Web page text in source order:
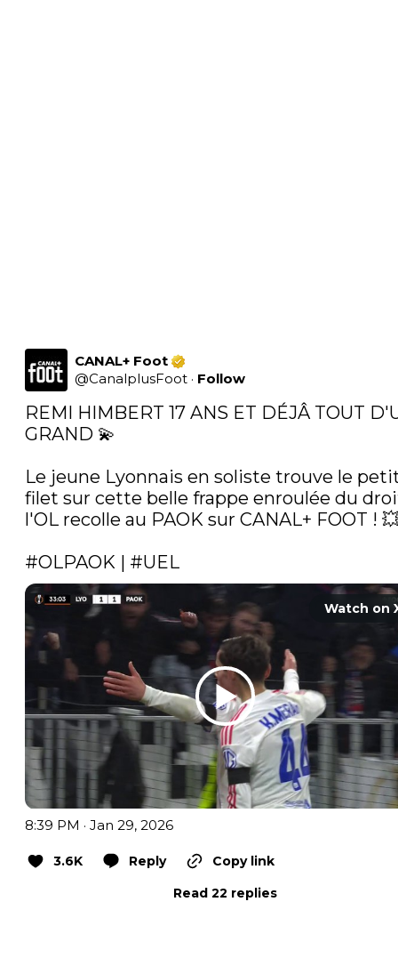
CANAL+ Foot
@CanalplusFoot · Follow
REMI HIMBERT 17 ANS ET DÉJÂ TOUT
GRAND 💫
Le jeune Lyonnais en soliste trouve le
filet sur cette belle frappe enroulée du
l'OL recolle au PAOK sur CANAL+ FOOT !
#OLPAOK | #UEL
Watch on
8:39 PM · Jan 29, 2026
3.6K Reply
Copy link
Read 22 replies